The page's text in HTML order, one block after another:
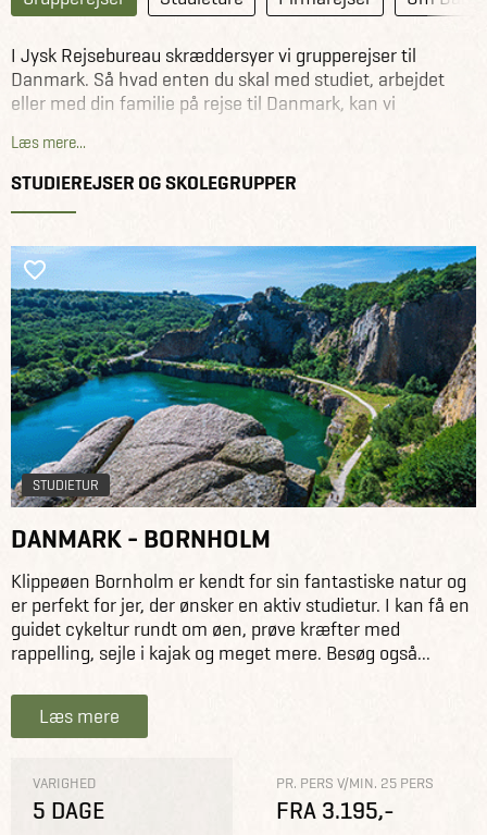
I Jysk Rejsebureau skræddersyer vi grupperejser til
Danmark. Så hvad enten du skal med studiet, arbejdet
eller med din familie på rejse til Danmark, kan vi
Se et udvalg af grupperejser til Danmark nedenfor.
Læs mere...
STUDIEREJSER OG SKOLEGRUPPER
STUDIETUR
DANMARK - BORNHOLM
Klippeøen Bornholm er kendt for sin fantastiske natur og
er perfekt for jer, der ønsker en aktiv studietur. I kan få en
guidet cykeltur rundt om øen, prøve kræfter med
rappelling, sejle i kajak og meget mere. Besøg også...
Læs mere
VARIGHED
5 DAGE
PR. PERS V/MIN. 25 PERS
FRA 3.195,-